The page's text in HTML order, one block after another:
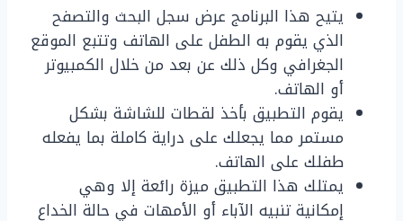
يتيح هذا البرنامج عرض سجل البحث والتصفح
الذي يقوم به الطفل على الهاتف وتتبع الموقع
الجغرافي وكل ذلك عن بعد من خلال الكمبيوتر
أو الهاتف.
يقوم التطبيق بأخذ لقطات للشاشة بشكل
مستمر مما يجعلك على دراية كاملة بما يفعله
طفلك على الهاتف.
يمتلك هذا التطبيق ميزة رائعة إلا وهي
إمكانية تنبيه الآباء أو الأمهات في حالة الخداع